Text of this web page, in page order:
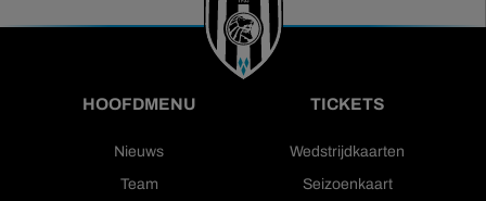
HOOFDMENU
Nieuws
Team
TICKETS
Wedstrijdkaarten
Seizoenkaart